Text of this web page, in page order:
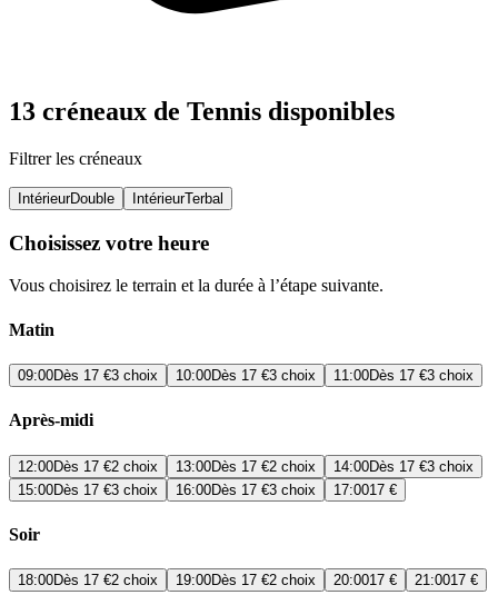
13 créneaux de Tennis disponibles
Filtrer les créneaux
IntérieurDouble IntérieurTerbal
Choisissez votre heure
Vous choisirez le terrain et la durée à l’étape suivante.
Matin
09:00Dès 17 €3 choix 10:00Dès 17 €3 choix 11:00Dès 17 €3 choix
Après-midi
12:00Dès 17 €2 choix 13:00Dès 17 €2 choix 14:00Dès 17 €3 choix
15:00Dès 17 €3 choix 16:00Dès 17 €3 choix 17:0017 €
Soir
18:00Dès 17 €2 choix 19:00Dès 17 €2 choix 20:0017 € 21:0017 €